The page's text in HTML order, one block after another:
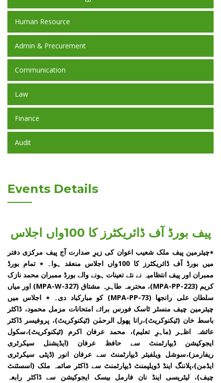
Human Resource
Admin & Precurement
Communication
Law
Finance
Audit
Events Details
پیف بورڈ آف ڈائریکٹرز کا 100واں اجلاس
٭چیئرمین پیف ملک شعیب اعوان کی زیرِ صدارت آج پیف مرکزی دفتر
میں بورڈ آف ڈائریکٹرز کا 100واں اجلاس منعقد ہوا۔ ٭ تمام بورڈ
ممبران اور پیف انتظامیہ نے نئے تعینات ہونے والے بورڈ ممبران محمد نازک
کریم (MPA-PP-223)، محترمہ طاہرہ مشتاق (MPA-W-327) اور میاں
سلطان علی رانجھا (MPA-PP-73) کو مبارکباد دی۔ ٭ اجلاس میں
چیئرمین چیف منسٹر ٹاسک فورس برائے امتحانات مزمل محمود، ڈاکٹر
باسط خان (ٹیکنوکریٹ)،رانا پھول الرحمٰن (ٹیکنوکریٹ)، پروفیسر ڈاکٹر
عائشہ اظہر (ماہرِ تعلیم)، محمد عرفان اکرم (ٹیکنوکریٹ)،سکول
ایجوکیشن ڈیپارٹمنٹ سے حافظ عرفان (ایڈیشنل سیکرٹری
ریفارمز)،سوشل ویلفیئر ڈیپارٹمنٹ سے عرفان انور (ڈپٹی سیکرٹری
ایڈمن)،پلاننگ اینڈ ڈویلپمنٹ ڈیپارٹمنٹ سے ڈاکٹر صائمہ ملک (اسسٹنٹ
چیف)، لیٹریسی اینڈ نان فارمل بیسک ایجوکیشن سے ڈاکٹر رابعہ